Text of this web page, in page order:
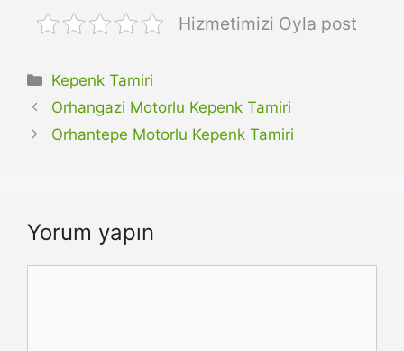
Hizmetimizi Oyla post
Kategoriler
Kepenk Tamiri
Orhangazi Motorlu Kepenk Tamiri
Orhantepe Motorlu Kepenk Tamiri
Yorum yapın